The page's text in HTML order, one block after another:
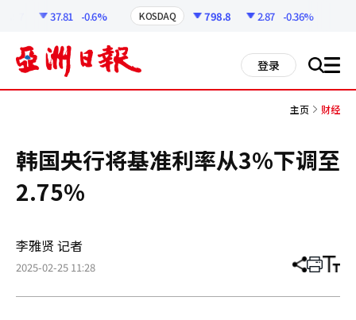
37.81 -0.6% KOSDAQ 798.8 2.87 -0.36%
登录 搜 all
主页 财经
韩国央行将基准利率从3%下调至
2.75%
李雅贤 记者
2025-02-25 11:28 分
章
打 调
小